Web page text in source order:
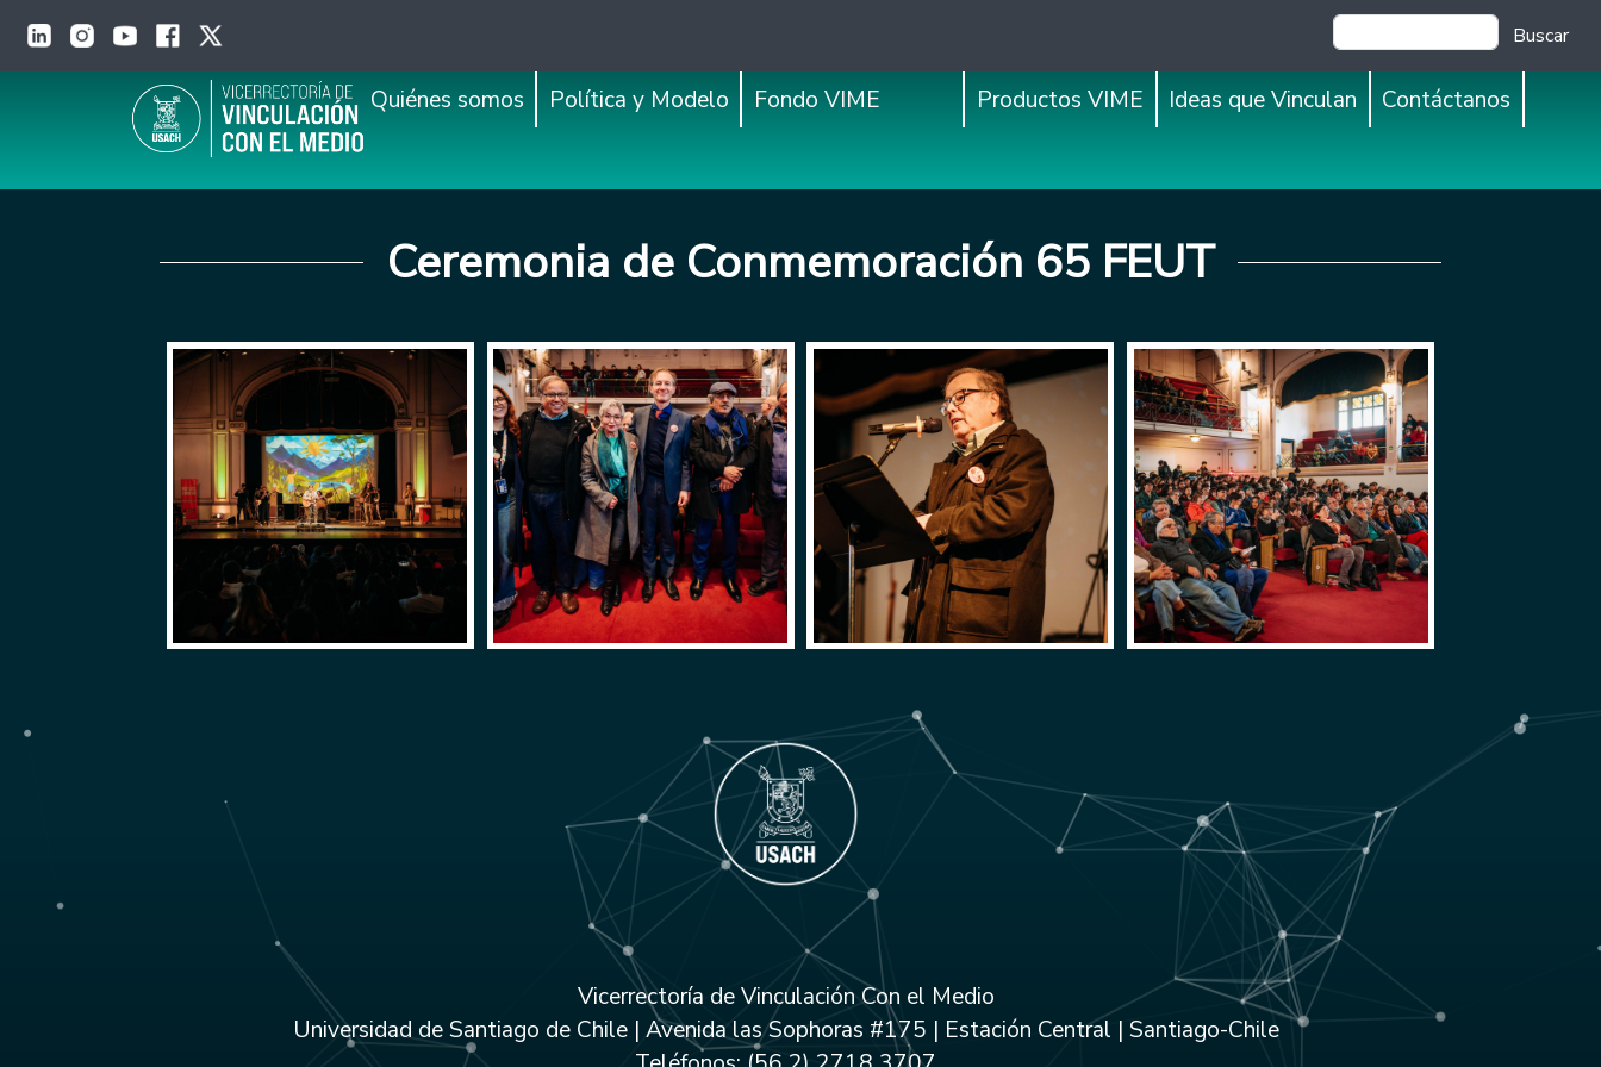
Main navigation
Quiénes somos Política y Modelo Fondo VIME Productos VIME Ideas que Vinculan Contáctanos
Buscar
Ceremonia de Conmemoración 65 FEUT
Vicerrectoría de Vinculación Con el Medio
Universidad de Santiago de Chile | Avenida las Sophoras #175 | Estación Central | Santiago-Chile